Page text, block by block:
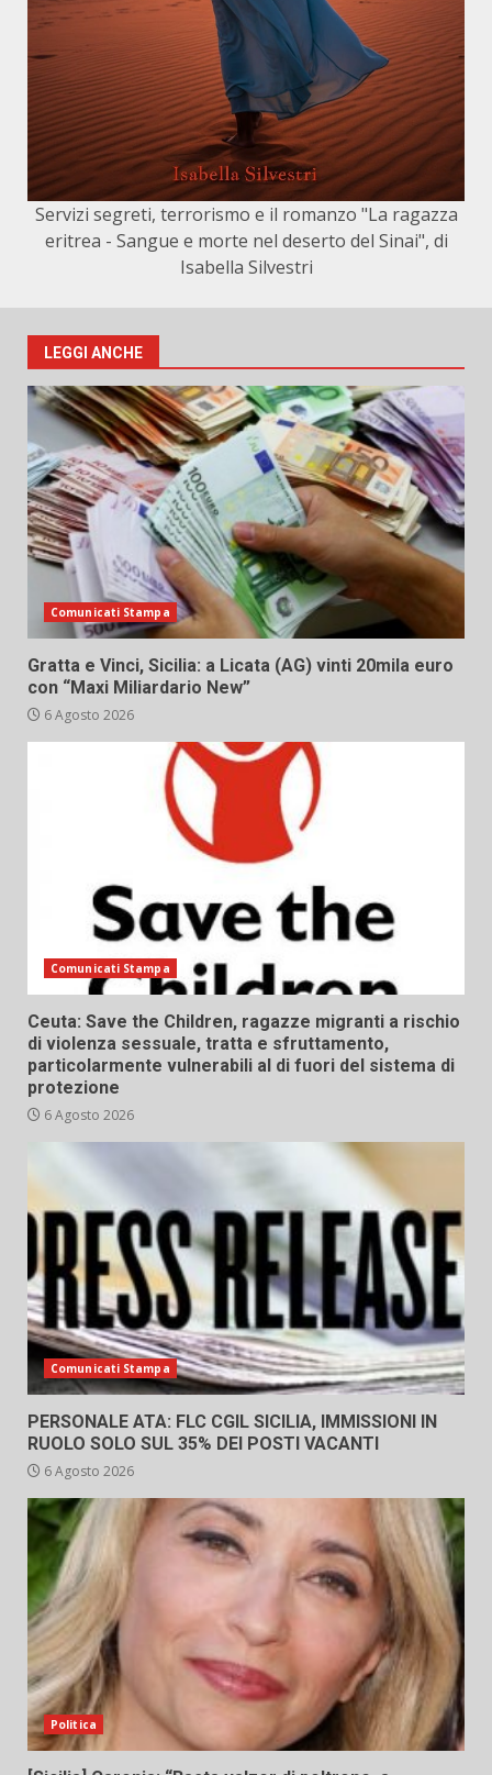
Servizi segreti, terrorismo e il romanzo "La ragazza
eritrea - Sangue e morte nel deserto del Sinai", di
Isabella Silvestri
LEGGI ANCHE
Comunicati Stampa
Gratta e Vinci, Sicilia: a Licata (AG) vinti 20mila euro
con “Maxi Miliardario New”
6 Agosto 2026
Comunicati Stampa
Ceuta: Save the Children, ragazze migranti a rischio
di violenza sessuale, tratta e sfruttamento,
particolarmente vulnerabili al di fuori del sistema di
protezione
6 Agosto 2026
Comunicati Stampa
PERSONALE ATA: FLC CGIL SICILIA, IMMISSIONI IN
RUOLO SOLO SUL 35% DEI POSTI VACANTI
6 Agosto 2026
Politica